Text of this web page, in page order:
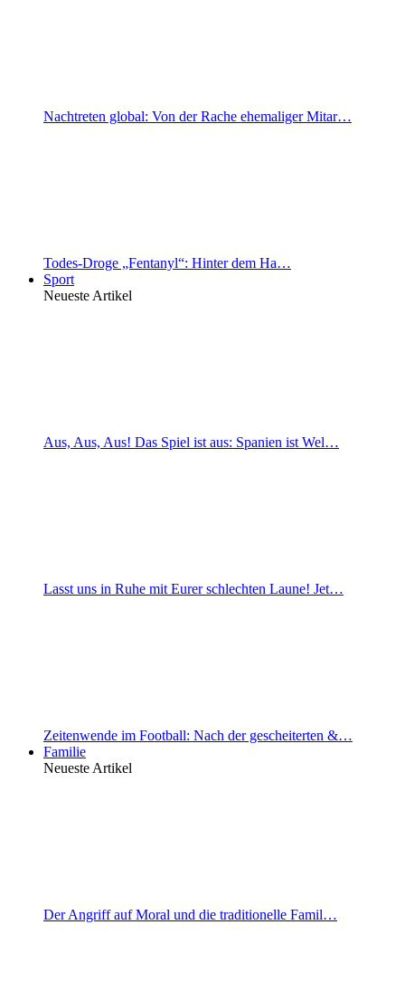
Nachtreten global: Von der Rache ehemaliger Mitar…
Todes-Droge „Fentanyl“: Hinter dem Ha…
Sport
Neueste Artikel
Aus, Aus, Aus! Das Spiel ist aus: Spanien ist Wel…
Lasst uns in Ruhe mit Eurer schlechten Laune! Jet…
Zeitenwende im Football: Nach der gescheiterten &…
Familie
Neueste Artikel
Der Angriff auf Moral und die traditionelle Famil…